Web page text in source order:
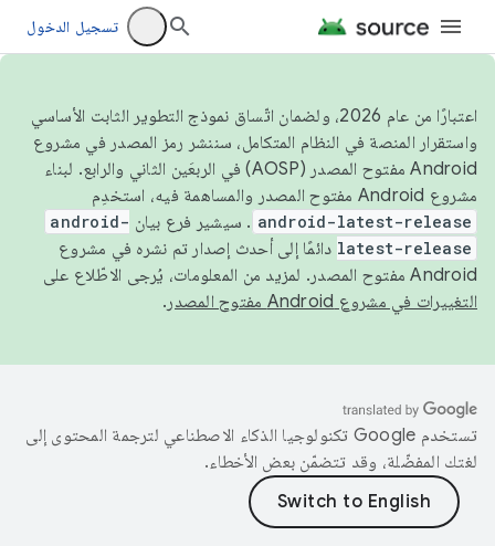
تسجيل الدخول
اعتبارًا من عام 2026، ولضمان اتّساق نموذج التطوير الثابت الأساسي
واستقرار المنصة في النظام المتكامل، سننشر رمز المصدر في مشروع
Android مفتوح المصدر (AOSP) في الربعَين الثاني والرابع. لبناء
مشروع Android مفتوح المصدر والمساهمة فيه، استخدِم
android-latest-release . سيشير فرع بيان android-
latest-release دائمًا إلى أحدث إصدار تم نشره في مشروع
Android مفتوح المصدر. لمزيد من المعلومات، يُرجى الاطّلاع على
التغييرات في مشروع Android مفتوح المصدر
.
تستخدم Google تكنولوجيا الذكاء الاصطناعي لترجمة المحتوى إلى
لغتك المفضّلة، وقد تتضمّن بعض الأخطاء.